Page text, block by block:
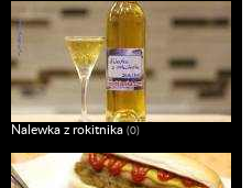
Nalewka z rokitnika (0)